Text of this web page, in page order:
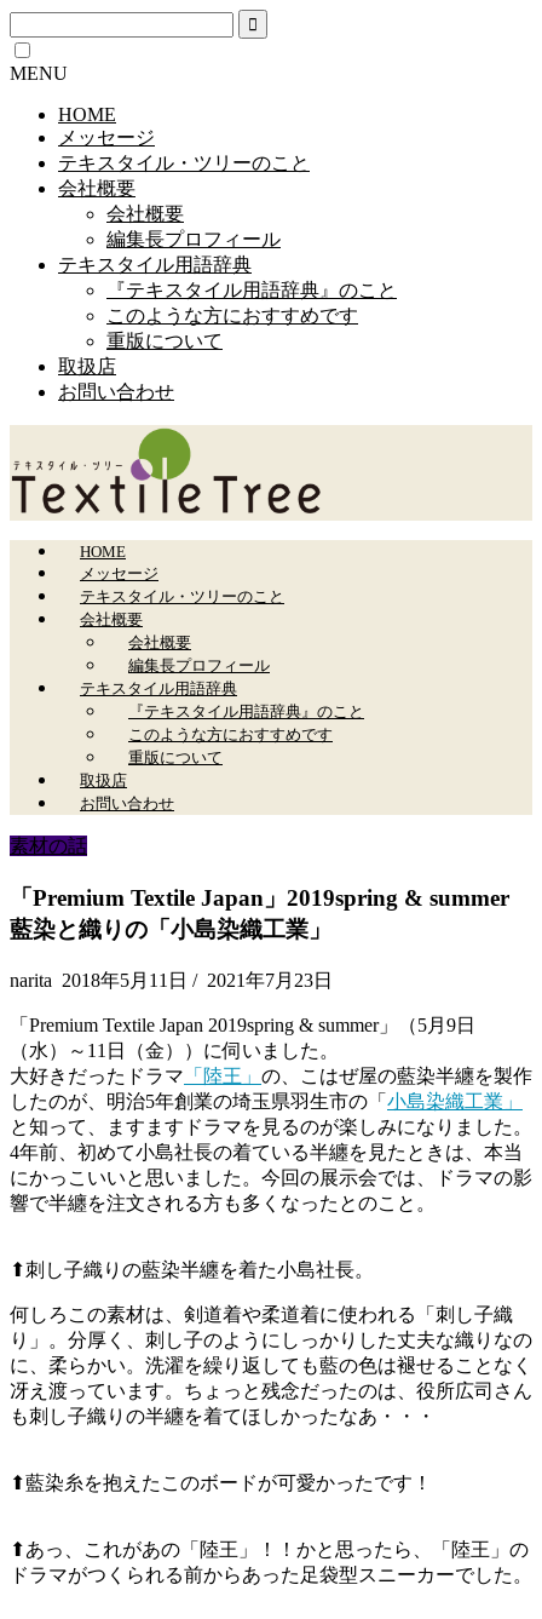
MENU
HOME
メッセージ
テキスタイル・ツリーのこと
会社概要
会社概要
編集長プロフィール
テキスタイル用語辞典
『テキスタイル用語辞典』のこと
このような方におすすめです
重版について
取扱店
お問い合わせ
HOME
メッセージ
テキスタイル・ツリーのこと
会社概要
会社概要
編集長プロフィール
テキスタイル用語辞典
『テキスタイル用語辞典』のこと
このような方におすすめです
重版について
取扱店
お問い合わせ
素材の話
「Premium Textile Japan」2019spring & summer
藍染と織りの「小島染織工業」
narita 2018年5月11日 / 2021年7月23日
「Premium Textile Japan 2019spring & summer」（5月9日
（水）～11日（金））に伺いました。
大好きだったドラマ 「陸王」 の、こはぜ屋の藍染半纏を製作
したのが、明治5年創業の埼玉県羽生市の「 小島染織工業」
と知って、ますますドラマを見るのが楽しみになりました。
4年前、初めて小島社長の着ている半纏を見たときは、本当
にかっこいいと思いました。今回の展示会では、ドラマの影
響で半纏を注文される方も多くなったとのこと。
⬆刺し子織りの藍染半纏を着た小島社長。
何しろこの素材は、剣道着や柔道着に使われる「刺し子織
り」。分厚く、刺し子のようにしっかりした丈夫な織りなの
に、柔らかい。洗濯を繰り返しても藍の色は褪せることなく
冴え渡っています。ちょっと残念だったのは、役所広司さん
も刺し子織りの半纏を着てほしかったなあ・・・
⬆藍染糸を抱えたこのボードが可愛かったです！
⬆あっ、これがあの「陸王」！！かと思ったら、「陸王」の
ドラマがつくられる前からあった足袋型スニーカーでした。